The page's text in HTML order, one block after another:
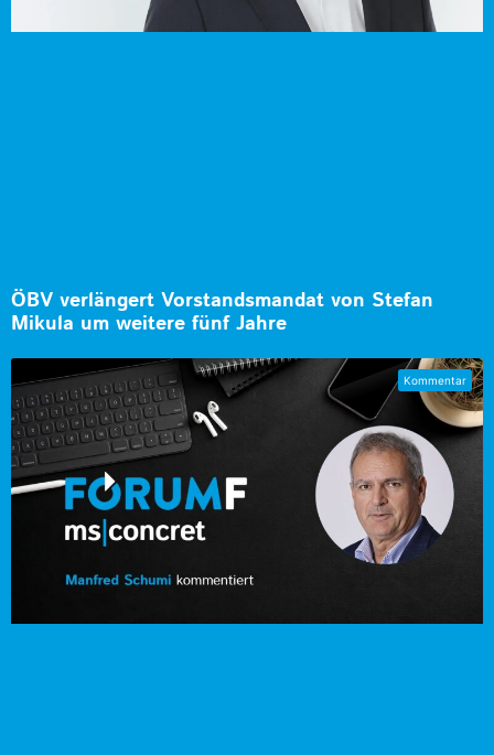
ÖBV verlängert Vorstandsmandat von Stefan
Mikula um weitere fünf Jahre